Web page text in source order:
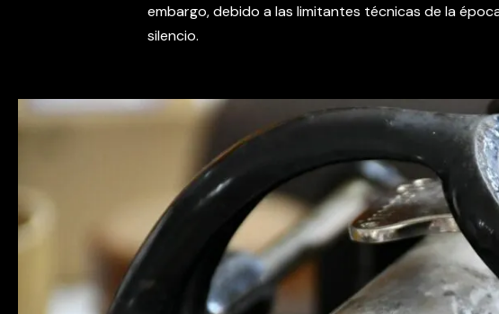
embargo, debido a las limitantes técnicas de la
silencio.